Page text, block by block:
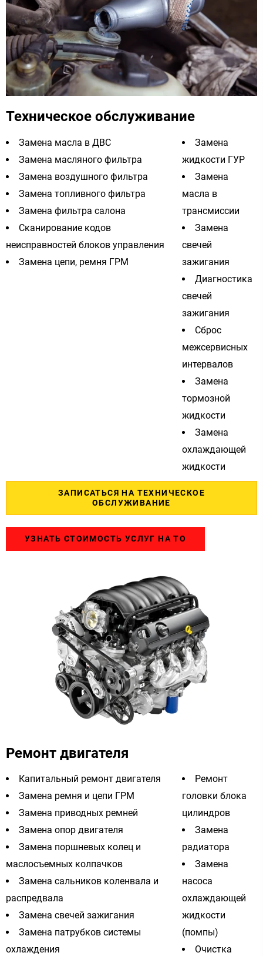
Техническое обслуживание
Замена масла в ДВС
Замена масляного фильтра
Замена воздушного фильтра
Замена топливного фильтра
Замена фильтра салона
Сканирование кодов
неисправностей блоков управления
Замена цепи, ремня ГРМ
Замена
жидкости ГУР
Замена
масла в
трансмиссии
Замена
свечей
зажигания
Диагностика
свечей
зажигания
Сброс
межсервисных
интервалов
Замена
тормозной
жидкости
Замена
охлаждающей
жидкости
ЗАПИСАТЬСЯ НА ТЕХНИЧЕСКОЕ
ОБСЛУЖИВАНИЕ
УЗНАТЬ СТОИМОСТЬ УСЛУГ НА ТО
Ремонт двигателя
Капитальный ремонт двигателя
Замена ремня и цепи ГРМ
Замена приводных ремней
Замена опор двигателя
Замена поршневых колец и
маслосъемных колпачков
Замена сальников коленвала и
распредвала
Замена свечей зажигания
Замена патрубков системы
охлаждения
Ремонт
головки блока
цилиндров
Замена
радиатора
Замена
насоса
охлаждающей
жидкости
(помпы)
Очистка